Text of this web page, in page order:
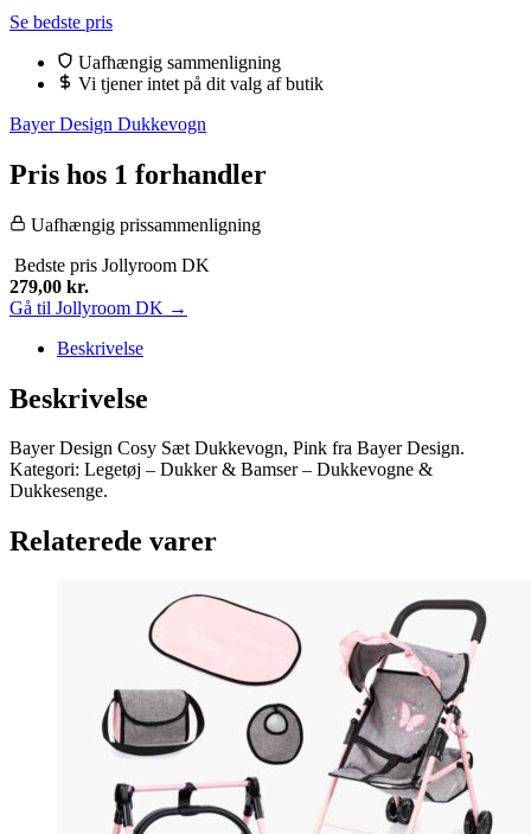
Se bedste pris
Uafhængig sammenligning
Vi tjener intet på dit valg af butik
Bayer Design Dukkevogn
Pris hos 1 forhandler
Uafhængig prissammenligning
Bedste pris Jollyroom DK
279,00 kr.
Gå til Jollyroom DK →
Beskrivelse
Beskrivelse
Bayer Design Cosy Sæt Dukkevogn, Pink fra Bayer Design.
Kategori: Legetøj – Dukker & Bamser – Dukkevogne &
Dukkesenge.
Relaterede varer